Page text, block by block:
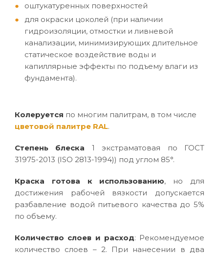
оштукатуренных поверхностей
для окраски цоколей (при наличии
гидроизоляции, отмостки и ливневой
канализации, минимизирующих длительное
статическое воздействие воды и
капиллярные эффекты по подъему влаги из
фундамента).
Колеруется по многим палитрам, в том числе
цветовой палитре RAL.
Степень блеска 1 экстраматовая по ГОСТ
31975-2013 (ISO 2813-1994)) под углом 85°.
Краска готова к использованию, но для
достижения рабочей вязкости допускается
разбавление водой питьевого качества до 5%
по объему.
Количество слоев и расход: Рекомендуемое
количество слоев – 2. При нанесении в два